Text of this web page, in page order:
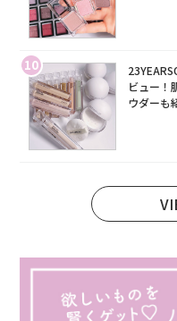
10
ビュー！
ウダーも